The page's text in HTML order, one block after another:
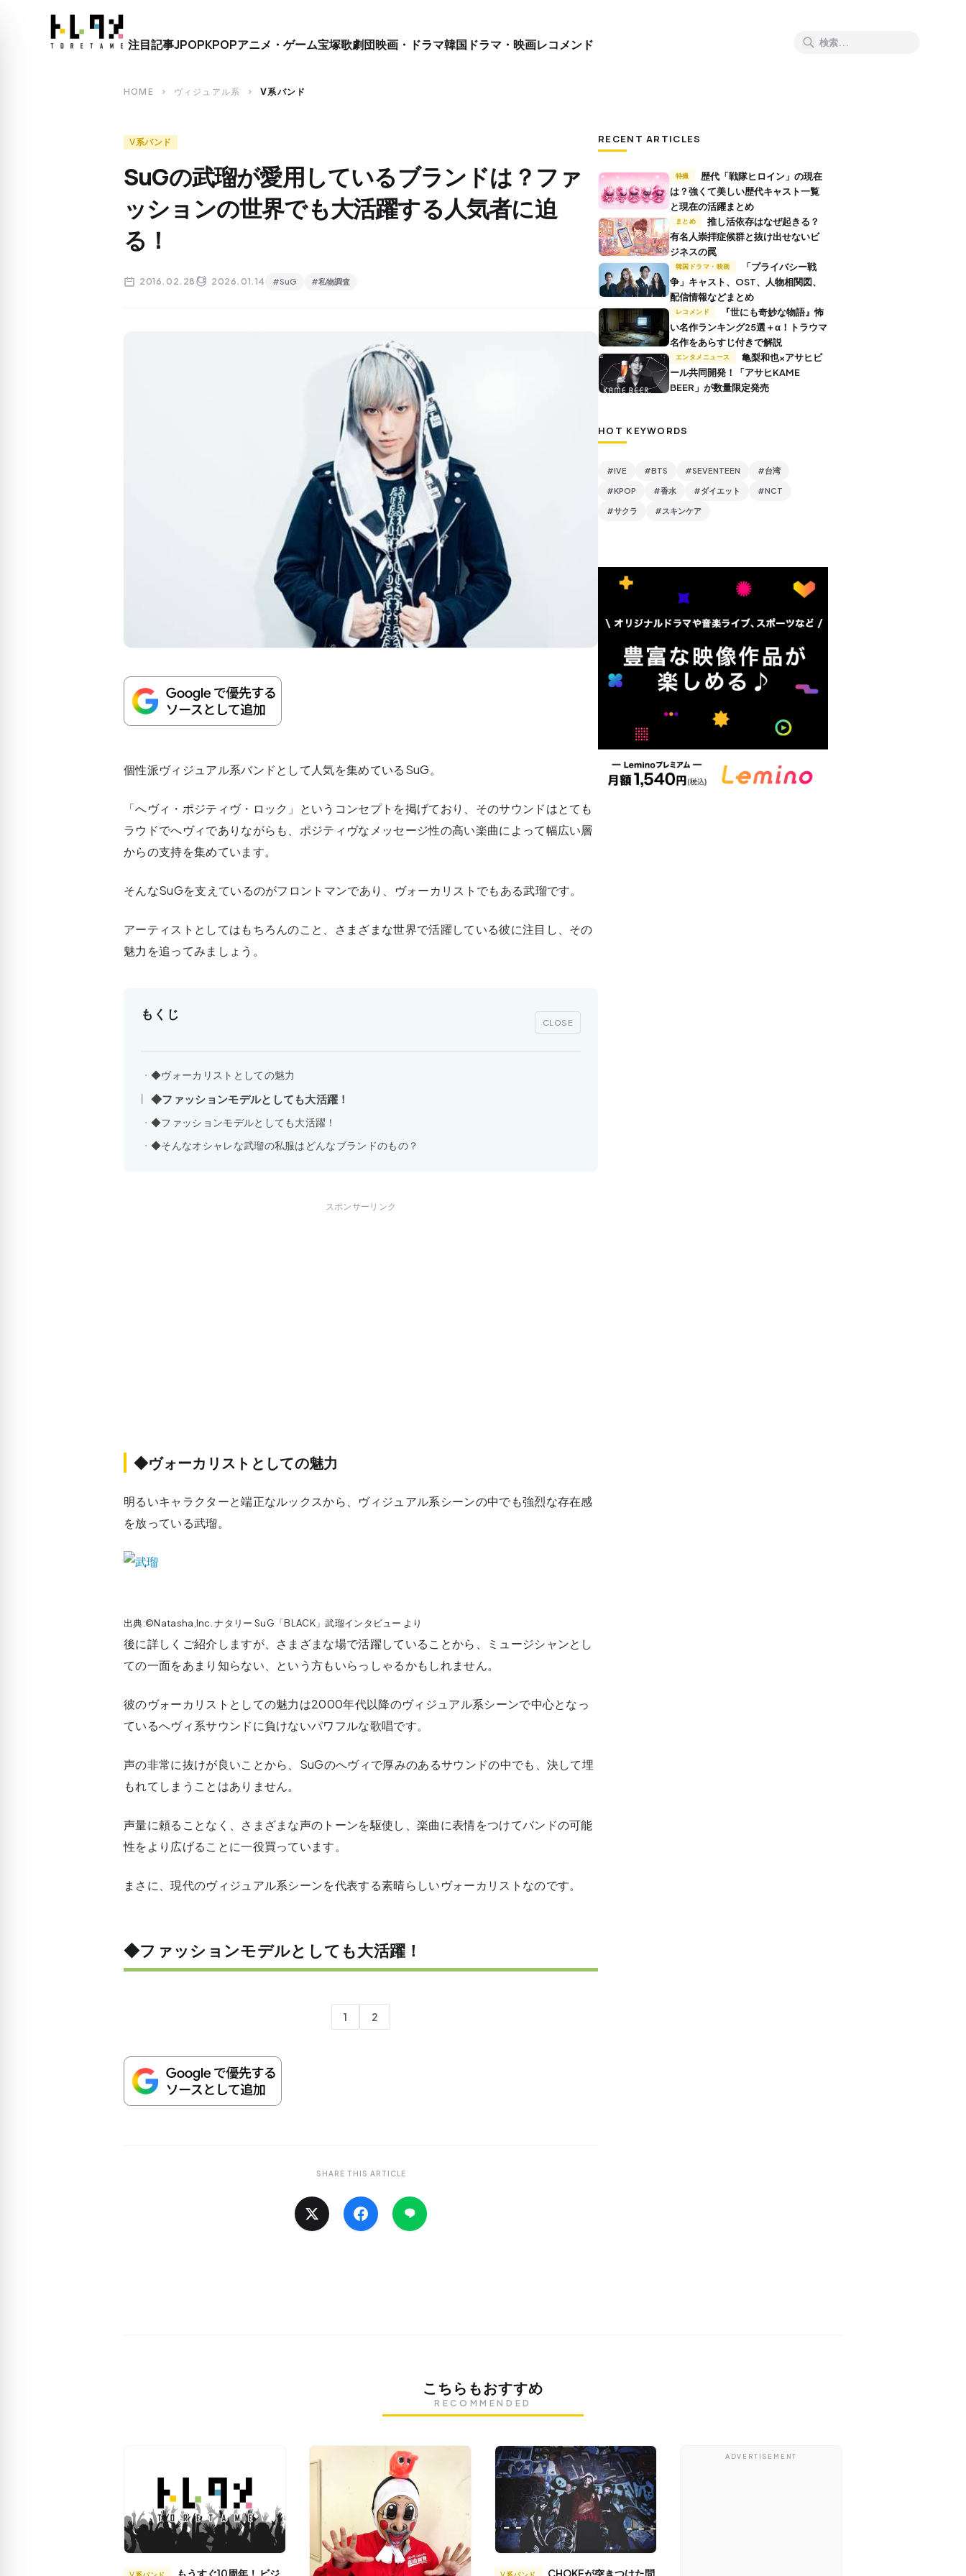
close
注目記事JPOPKPOPアニメ・ゲーム宝塚歌劇団映画・ドラマ韓国ドラマ・映画レコメンド
HOME chevron_right ヴィジュアル系 chevron_right V系バンド
V系バンド
SuGの武瑠が愛用しているブランドは？ファ
ッションの世界でも大活躍する人気者に迫
る！
2016.02.28 2026.01.14 #SuG #私物調査
個性派ヴィジュアル系バンドとして人気を集めているSuG。
「へヴィ・ポジティヴ・ロック」というコンセプトを掲げており、そのサウンドはとても
ラウドでへヴィでありながらも、ポジティヴなメッセージ性の高い楽曲によって幅広い層
からの支持を集めています。
そんなSuGを支えているのがフロントマンであり、ヴォーカリストでもある武瑠です。
アーティストとしてはもちろんのこと、さまざまな世界で活躍している彼に注目し、その
魅力を追ってみましょう。
もくじ
CLOSE
◆ヴォーカリストとしての魅力
◆ファッションモデルとしても大活躍！
◆ファッションモデルとしても大活躍！
◆そんなオシャレな武瑠の私服はどんなブランドのもの？
スポンサーリンク
◆ヴォーカリストとしての魅力
明るいキャラクターと端正なルックスから、ヴィジュアル系シーンの中でも強烈な存在感
を放っている武瑠。
出典:©Natasha,Inc. ナタリー SuG「BLACK」武瑠インタビュー より
後に詳しくご紹介しますが、さまざまな場で活躍していることから、ミュージシャンとし
ての一面をあまり知らない、という方もいらっしゃるかもしれません。
彼のヴォーカリストとしての魅力は2000年代以降のヴィジュアル系シーンで中心となっ
ているへヴィ系サウンドに負けないパワフルな歌唱です。
声の非常に抜けが良いことから、SuGのへヴィで厚みのあるサウンドの中でも、決して埋
もれてしまうことはありません。
声量に頼ることなく、さまざまな声のトーンを駆使し、楽曲に表情をつけてバンドの可能
性をより広げることに一役買っています。
まさに、現代のヴィジュアル系シーンを代表する素晴らしいヴォーカリストなのです。
◆ファッションモデルとしても大活躍！
1 2
SHARE THIS ARTICLE
RECENT ARTICLES
特撮
は？強くて美しい歴代キャスト一覧
と現在の活躍まとめ
まとめ
推し活依存はなぜ起きる？
有名人崇拝症候群と抜け出せないビ
ジネスの罠
韓国ドラマ・映画
争」キャスト、OST、人物相関図、
配信情報などまとめ
レコメンド
い名作ランキング25選＋α！トラウマ
名作をあらすじ付きで解説
エンタメニュース
ール共同開発！「アサヒKAME
BEER」が数量限定発売
HOT KEYWORDS
#IVE #BTS #SEVENTEEN #台湾
#KPOP #香水 #ダイエット #NCT
#サクラ #スキンケア
こちらもおすすめ
RECOMMENDED
V系バンド V系バンド
ADVERTISEMENT